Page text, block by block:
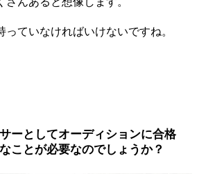
っていなければいけないですね。
ーとしてオーディションに合格
ことが必要なのでしょうか？